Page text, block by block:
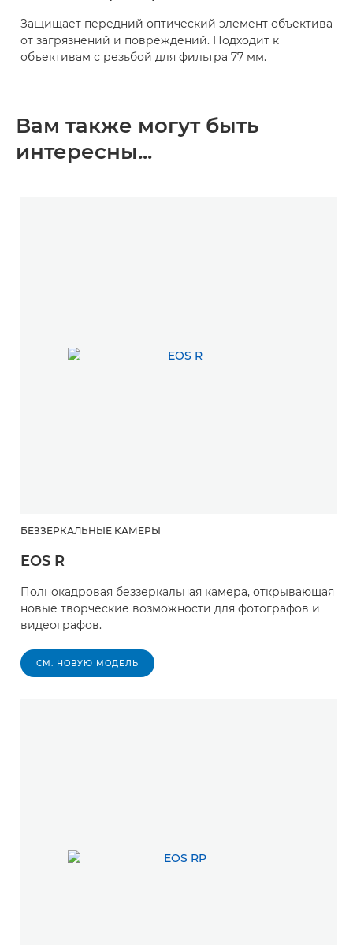
Защищает передний оптический элемент объектива
от загрязнений и повреждений. Подходит к
объективам с резьбой для фильтра 77 мм.
Вам также могут быть
интересны...
БЕЗЗЕРКАЛЬНЫЕ КАМЕРЫ
EOS R
Полнокадровая беззеркальная камера, открывающая
новые творческие возможности для фотографов и
видеографов.
СМ. НОВУЮ МОДЕЛЬ